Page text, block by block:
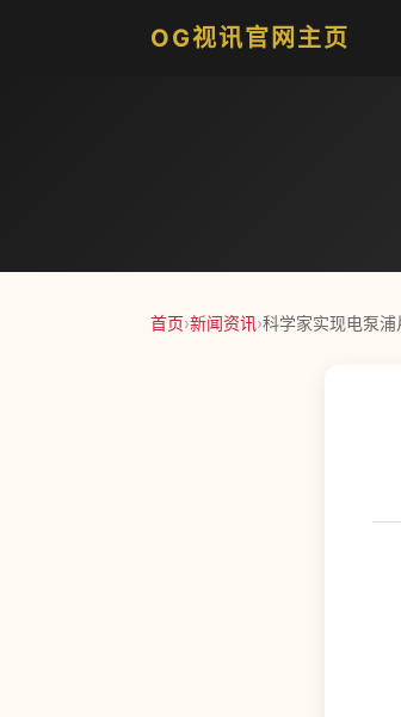
OG视讯官网主页
首页›新闻资讯›科学家实现电泵